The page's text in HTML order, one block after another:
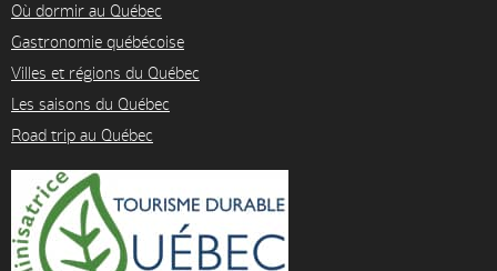
Où dormir au Québec
Gastronomie québécoise
Villes et régions du Québec
Les saisons du Québec
Road trip au Québec